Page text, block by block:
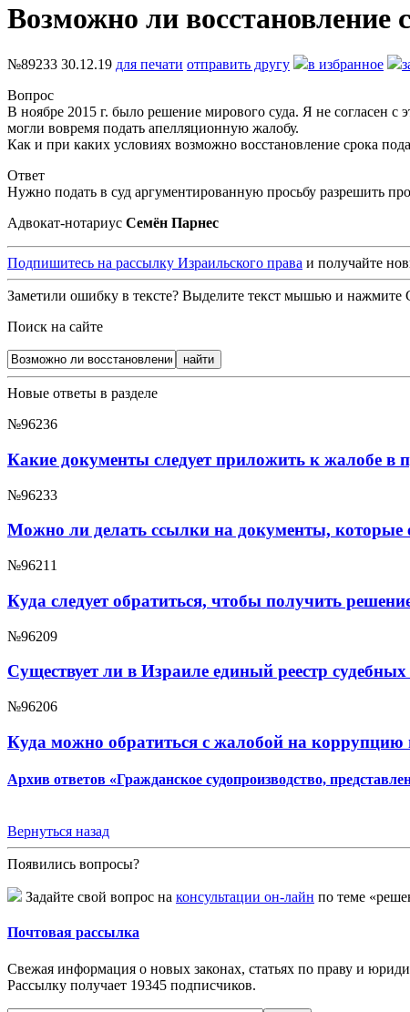
Возможно ли
№89233 30.12.19 для печати отправить другу в избранное
Вопрос
В ноябре 2015 г. было решение мирового суда. Я не согласен
могли вовремя подать апелляционную жалобу.
Как и при каких условиях возможно восстановление срока
Ответ
Нужно подать в суд аргументированную просьбу разрешить
Адвокат-нотариус Семён Парнес
Подпишитесь на рассылку Израильского права и получайте
Заметили ошибку в тексте? Выделите текст мышью и нажмите
Поиск на сайте
Новые ответы в разделе
№96236
Какие документы следует приложить к жалобе в
№96233
Можно ли делать ссылки на документы, которые
№96211
Куда следует обратиться, чтобы получить
№96209
Существует ли в Израиле единый реестр
№96206
Куда можно обратиться с жалобой на коррупцию
Архив ответов «Гражданское судопроизводство,
Вернуться назад
Появились вопросы?
Задайте свой вопрос на консультации он-лайн по теме
Почтовая рассылка
Свежая информация о новых законах, статьях по праву и
Рассылку получает 19345 подписчиков.